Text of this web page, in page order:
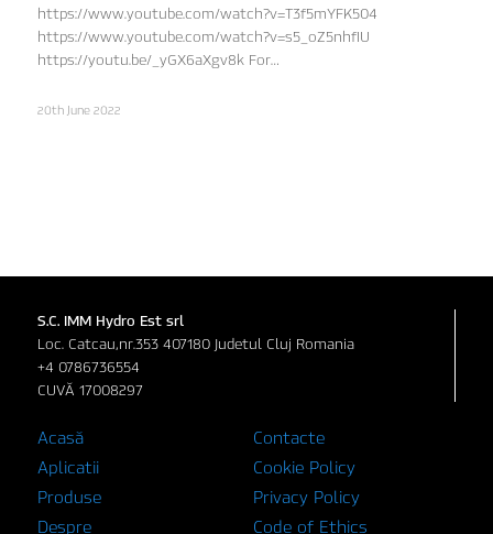
https://www.youtube.com/watch?v=T3f5mYFK504
https://www.youtube.com/watch?v=s5_oZ5nhfIU
https://youtu.be/_yGX6aXgv8k For…
20th June 2022
S.C. IMM Hydro Est srl
Loc. Catcau,nr.353 407180 Judetul Cluj Romania
+4 0786736554
CUVĂ 17008297
Acasă
Aplicatii
Produse
Despre
Contacte
Cookie Policy
Privacy Policy
Code of Ethics